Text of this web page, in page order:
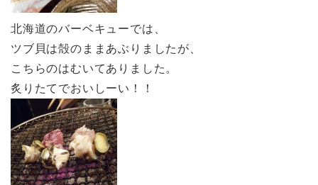
北海道のバーベキューでは、
ツブ貝は殻のままあぶりましたが、
こちらのはむいてありました。
炙りたてでおいしーい！！